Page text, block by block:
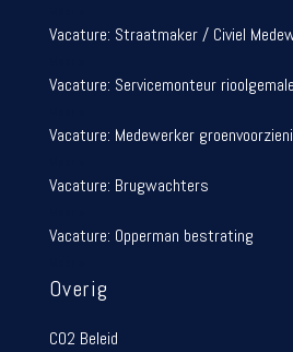
Vacature: Straatmaker / Civiel
Vacature: Servicemonteur
Vacature: Medewerker
Vacature: Brugwachters
Vacature: Opperman bestrating
Overig
CO2 Beleid